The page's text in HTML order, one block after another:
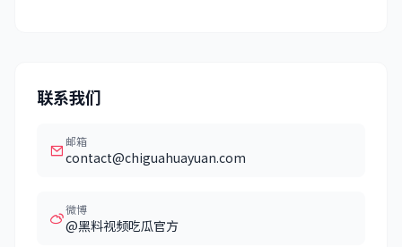
联系我们
邮箱
contact@chiguahuayuan.com
微博
@黑料视频吃瓜官方